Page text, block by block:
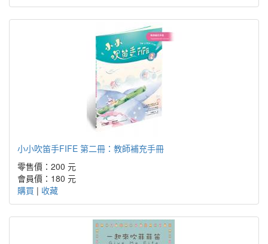
小小吹笛手FIFE 第二冊：教師補充手冊
零售價：200 元
會員價：180 元
購買 | 收藏